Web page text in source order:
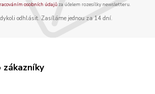
osobních údajůza účelem rozesílky newsletteru.
odhlásit. Zasíláme jednou za 14 dní.